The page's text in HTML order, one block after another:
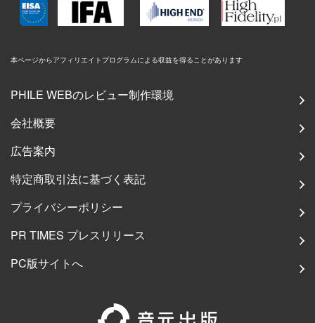
本ページからアフィリエイトプログラムによる収益を得ることがあります
PHILE WEBのレビュー制作環境
会社概要
広告案内
特定商取引法に基づく表記
プライバシーポリシー
PR TIMES プレスリリース
PC版サイトへ